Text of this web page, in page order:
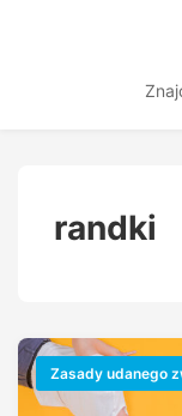
randki
Zasady udanego